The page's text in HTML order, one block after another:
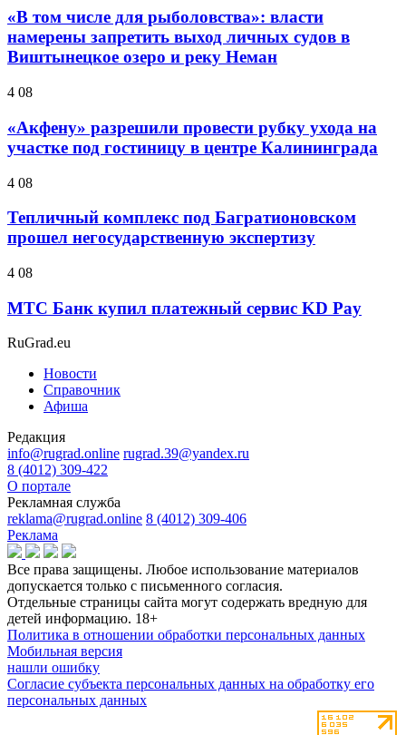
«В том числе для рыболовства»: власти
намерены запретить выход личных судов в
Виштынецкое озеро и реку Неман
4 08
«Акфену» разрешили провести рубку ухода на
участке под гостиницу в центре Калининграда
4 08
Тепличный комплекс под Багратионовском
прошел негосударственную экспертизу
4 08
МТС Банк купил платежный сервис KD Pay
RuGrad.eu
Новости
Справочник
Афиша
Редакция
info@rugrad.online rugrad.39@yandex.ru
8 (4012) 309-422
О портале
Рекламная служба
reklama@rugrad.online 8 (4012) 309-406
Реклама
Все права защищены. Любое использование материалов
допускается только с письменного согласия.
Отдельные страницы сайта могут содержать вредную для
детей информацию. 18+
Политика в отношении обработки персональных данных
Мобильная версия
нашли ошибку
Согласие субъекта персональных данных на обработку его
персональных данных